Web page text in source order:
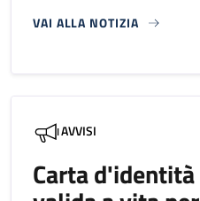
VAI ALLA NOTIZIA
AVVISI
Carta